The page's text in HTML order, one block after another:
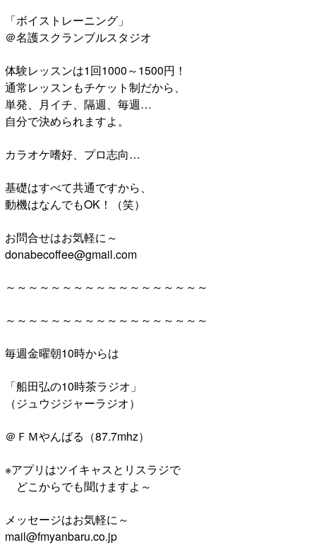
「ボイストレーニング」
＠名護スクランブルスタジオ
体験レッスンは1回1000～1500円！
通常レッスンもチケット制だから、
単発、月イチ、隔週、毎週…
自分で決められますよ。
カラオケ嗜好、プロ志向…
基礎はすべて共通ですから、
動機はなんでもOK！（笑）
お問合せはお気軽に～
donabecoffee@gmail.com
～～～～～～～～～～～～～～～～～～
～～～～～～～～～～～～～～～～～～
毎週金曜朝10時からは
「船田弘の10時茶ラジオ」
（ジュウジジャーラジオ）
＠ＦＭやんばる（87.7mhz）
※アプリはツイキャスとリスラジで
どこからでも聞けますよ～
メッセージはお気軽に～
mail@fmyanbaru.co.jp